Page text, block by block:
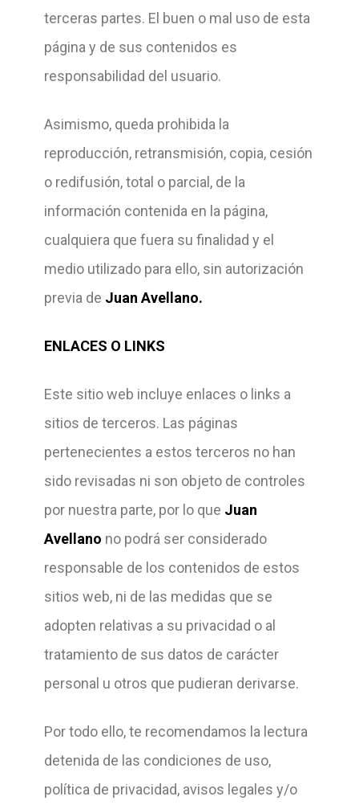
terceras partes. El buen o mal uso de esta
página y de sus contenidos es
responsabilidad del usuario.
Asimismo, queda prohibida la
reproducción, retransmisión, copia, cesión
o redifusión, total o parcial, de la
información contenida en la página,
cualquiera que fuera su finalidad y el
medio utilizado para ello, sin autorización
previa de Juan Avellano.
ENLACES O LINKS
Este sitio web incluye enlaces o links a
sitios de terceros. Las páginas
pertenecientes a estos terceros no han
sido revisadas ni son objeto de controles
por nuestra parte, por lo que Juan
Avellano no podrá ser considerado
responsable de los contenidos de estos
sitios web, ni de las medidas que se
adopten relativas a su privacidad o al
tratamiento de sus datos de carácter
personal u otros que pudieran derivarse.
Por todo ello, te recomendamos la lectura
detenida de las condiciones de uso,
política de privacidad, avisos legales y/o